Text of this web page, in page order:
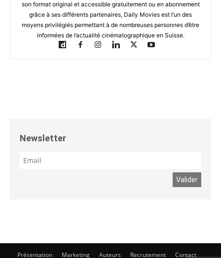
son format original et accessible gratuitement ou en abonnement
grâce à ses différents partenaires, Daily Movies est l’un des
moyens privilégiés permettant à de nombreuses personnes d’être
informées de l’actualité cinématographique en Suisse.
Newsletter
Présentation Marketing Auteurs Recrutement Contact